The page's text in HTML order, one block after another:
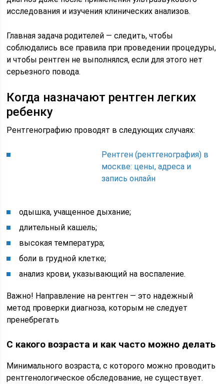
исследования и изучения клинических анализов.
Главная задача родителей — следить, чтобы
соблюдались все правила при проведении процедуры,
и чтобы рентген не выполнялся, если для этого нет
серьезного повода.
Когда назначают рентген легких
ребенку
Рентгенографию проводят в следующих случаях:
Рентген (рентгенография) в
москве: цены, адреса и
запись онлайн
одышка, учащенное дыхание;
длительный кашель;
высокая температура;
боли в грудной клетке;
анализ крови, указывающий на воспаление.
Важно! Направление на рентген — это надежный
метод проверки диагноза, которым не следует
пренебрегать
С какого возраста и как часто можно делать
Минимального возраста, с которого можно проводить
рентгенологическое обследование, не существует.